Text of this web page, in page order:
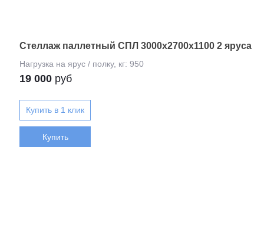
Стеллаж паллетный СПЛ 3000x2700x1100 2 яруса
19 000 руб
Купить